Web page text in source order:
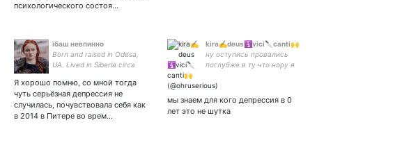
психологического состоя…
їбаш невпинно
Born and raised in Odesa,
UA. Lived in Siberia circa
Petersburg (2006-2014),
then in Kyiv. Since 2015 -
Varna, BG. Have seen some
shit.
Я хорошо помню, со мной тогда
чуть серьёзная депрессия не
случилась, почувствовала себя как
в 2014 в Питере во врем…
kira✍️deus🛐vici🔪canti🙌
ну оступись провались
поглубже в ту что нору я
мы знаем для кого депрессия в 0
лет это не шутка